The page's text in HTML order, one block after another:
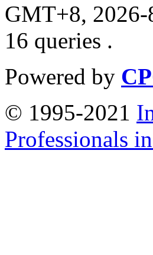
GMT+8, 2026-
16 queries .
Powered by
© 1995-2021
Professionals